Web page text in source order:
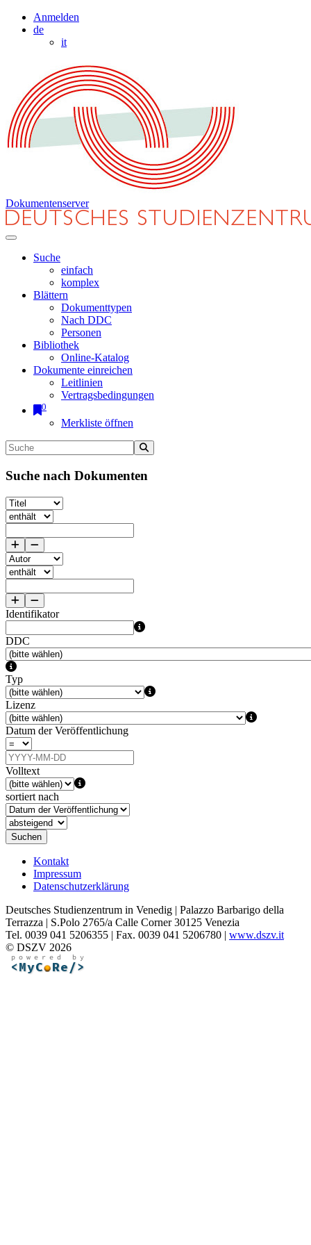
Anmelden
de
it
Dokumentenserver
Suche
einfach
komplex
Blättern
Dokumenttypen
Nach DDC
Personen
Bibliothek
Online-Katalog
Dokumente einreichen
Leitlinien
Vertragsbedingungen
0
Merkliste öffnen
Suche nach Dokumenten
Identifikator
DDC
Typ
Lizenz
Datum der Veröffentlichung
Volltext
sortiert nach
Suchen
Kontakt
Impressum
Datenschutzerklärung
Deutsches Studienzentrum in Venedig | Palazzo Barbarigo della
Terrazza | S.Polo 2765/a Calle Corner 30125 Venezia
Tel. 0039 041 5206355 | Fax. 0039 041 5206780 | www.dszv.it
© DSZV 2026